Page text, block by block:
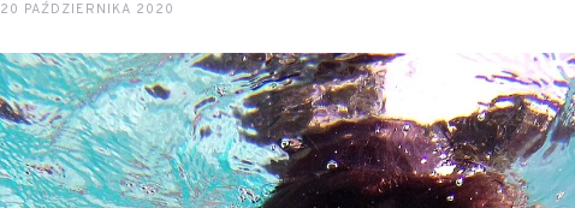
20 PAŹDZIERNIKA 2020